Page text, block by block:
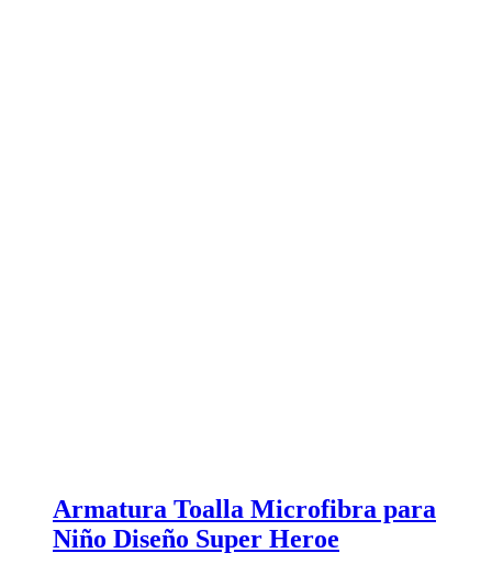
Armatura Toalla Microfibra para
Niño Diseño Super Heroe